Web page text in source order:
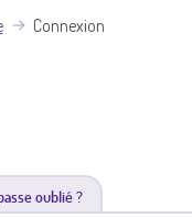
Connexion
oublié ?